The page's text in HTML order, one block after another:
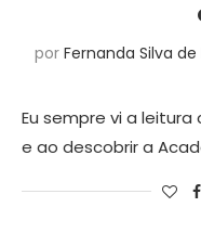
por Fernanda Silva de
Eu sempre vi a
e ao descobrir a